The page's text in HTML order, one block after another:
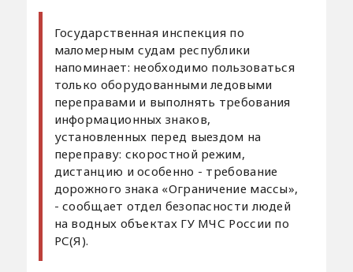
Государственная инспекция по
маломерным судам республики
напоминает: необходимо пользоваться
только оборудованными ледовыми
переправами и выполнять требования
информационных знаков,
установленных перед выездом на
переправу: скоростной режим,
дистанцию и особенно - требование
дорожного знака «Ограничение массы»,
- сообщает отдел безопасности людей
на водных объектах ГУ МЧС России по
РС(Я).